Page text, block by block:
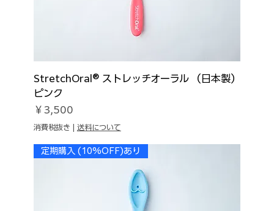
StretchOral® ストレッチオーラル （日本製）
ピンク
価格
￥3,500
消費税抜き 送料について
定期購入 (10%OFF)あり